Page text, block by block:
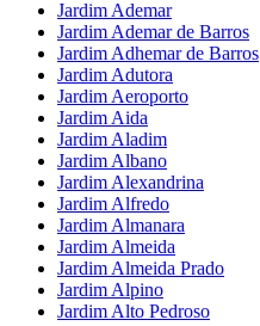
Jardim Ademar
Jardim Ademar de Barros
Jardim Adhemar de Barros
Jardim Adutora
Jardim Aeroporto
Jardim Aida
Jardim Aladim
Jardim Albano
Jardim Alexandrina
Jardim Alfredo
Jardim Almanara
Jardim Almeida
Jardim Almeida Prado
Jardim Alpino
Jardim Alto Pedroso